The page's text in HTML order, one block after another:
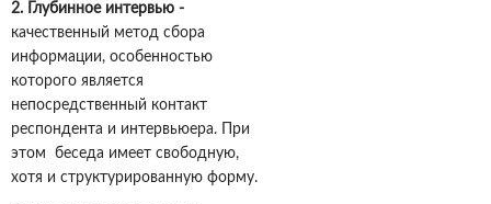
2. Глубинное интервью -
качественный метод сбора
информации, особенностью
которого является
непосредственный контакт
респондента и интервьюера. При
этом беседа имеет свободную,
хотя и структурированную форму.